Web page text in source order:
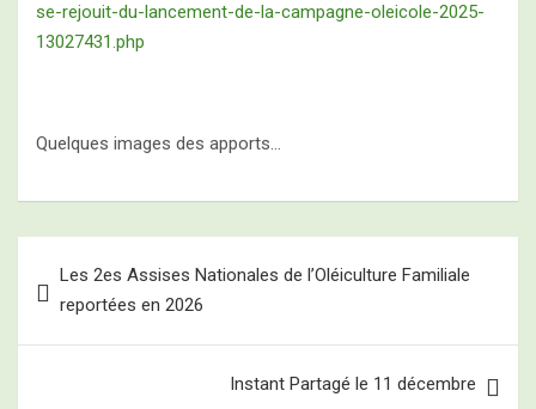
se-rejouit-du-lancement-de-la-campagne-oleicole-2025-
13027431.php
Quelques images des apports…
de Les 2es Assises Nationales de l’Oléiculture Familiale
reportées en 2026
Instant Partagé le 11 décembre